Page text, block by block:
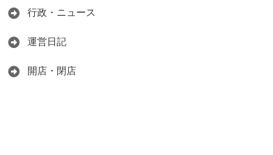
行政・ニュース
運営日記
開店・閉店